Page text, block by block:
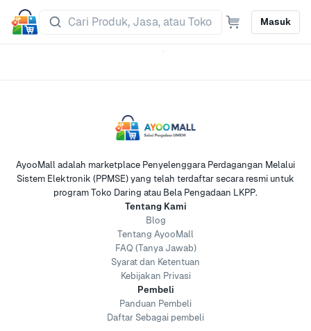
Masuk
AyooMall adalah marketplace Penyelenggara Perdagangan Melalui
Sistem Elektronik (PPMSE) yang telah terdaftar secara resmi untuk
program Toko Daring atau Bela Pengadaan LKPP.
Tentang Kami
Blog
Tentang AyooMall
FAQ (Tanya Jawab)
Syarat dan Ketentuan
Kebijakan Privasi
Pembeli
Panduan Pembeli
Daftar Sebagai pembeli